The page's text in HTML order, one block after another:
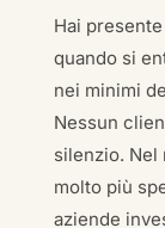
Hai
quando si
nei minimi
Nessun
silenzio. Nel
molto più
aziende